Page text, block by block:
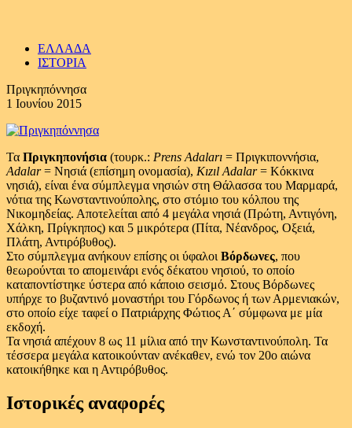
ΕΛΛΑΔΑ
ΙΣΤΟΡΙΑ
Πριγκηπόννησα
1 Ιουνίου 2015
Τα Πριγκηπονήσια (τουρκ.: Prens Adaları = Πριγκιποννήσια,
Adalar= Νησιά (επίσημη ονομασία), Kızıl Adalar= Κόκκινα
νησιά), είναι ένα σύμπλεγμα νησιών στη Θάλασσα του Μαρμαρά,
νότια της Κωνσταντινούπολης, στο στόμιο του κόλπου της
Νικομηδείας. Αποτελείται από 4 μεγάλα νησιά (Πρώτη, Αντιγόνη,
Χάλκη, Πρίγκηπος) και 5 μικρότερα (Πίτα, Νέανδρος, Οξειά,
Πλάτη, Αντιρόβυθος).
Στο σύμπλεγμα ανήκουν επίσης οι ύφαλοι Βόρδωνες, που
θεωρούνται το απομεινάρι ενός δέκατου νησιού, το οποίο
καταποντίστηκε ύστερα από κάποιο σεισμό. Στους Βόρδωνες
υπήρχε το βυζαντινό μοναστήρι του Γόρδωνος ή των Αρμενιακών,
στο οποίο είχε ταφεί ο Πατριάρχης Φώτιος Α΄ σύμφωνα με μία
εκδοχή.
Τα νησιά απέχουν 8 ως 11 μίλια από την Κωνσταντινούπολη. Τα
τέσσερα μεγάλα κατοικούνταν ανέκαθεν, ενώ τον 20ο αιώνα
κατοικήθηκε και η Αντιρόβυθος.
Ιστορικές αναφορές